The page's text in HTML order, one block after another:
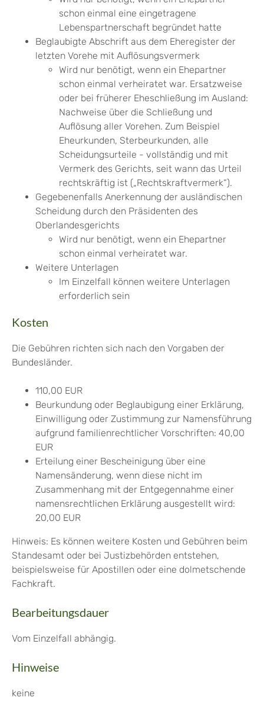
schon einmal eine eingetragene
Lebenspartnerschaft begründet hatte
Beglaubigte Abschrift aus dem Eheregister der
letzten Vorehe mit Auflösungsvermerk
Wird nur benötigt, wenn ein Ehepartner
schon einmal verheiratet war. Ersatzweise
oder bei früherer Eheschließung im Ausland:
Nachweise über die Schließung und
Auflösung aller Vorehen. Zum Beispiel
Eheurkunden, Sterbeurkunden, alle
Scheidungsurteile - vollständig und mit
Vermerk des Gerichts, seit wann das Urteil
rechtskräftig ist („Rechtskraftvermerk“).
Gegebenenfalls Anerkennung der ausländischen
Scheidung durch den Präsidenten des
Oberlandesgerichts
Wird nur benötigt, wenn ein Ehepartner
schon einmal verheiratet war.
Weitere Unterlagen
Im Einzelfall können weitere Unterlagen
erforderlich sein
Kosten
Die Gebühren richten sich nach den Vorgaben der
Bundesländer.
110,00 EUR
Beurkundung oder Beglaubigung einer Erklärung,
Einwilligung oder Zustimmung zur Namensführung
aufgrund familienrechtlicher Vorschriften: 40,00
EUR
Erteilung einer Bescheinigung über eine
Namensänderung, wenn diese nicht im
Zusammenhang mit der Entgegennahme einer
namensrechtlichen Erklärung ausgestellt wird:
20,00 EUR
Hinweis: Es können weitere Kosten und Gebühren beim
Standesamt oder bei Justizbehörden entstehen,
beispielsweise für Apostillen oder eine dolmetschende
Fachkraft.
Bearbeitungsdauer
Vom Einzelfall abhängig.
Hinweise
keine